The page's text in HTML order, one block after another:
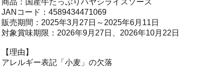
商品：国産牛たっぷりハヤシライスソース
JANコード：4589434471069
販売期間：2025年3月27日～2025年6月11日
対象賞味期限：2026年9月27日、2026年10月22日
【理由】
アレルギー表記「小麦」の欠落